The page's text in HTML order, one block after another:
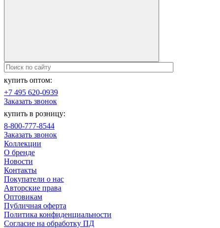
купить оптом:
+7 495 620-0939
Заказать звонок
купить в розницу:
8-800-777-8544
Заказать звонок
Коллекции
О бренде
Новости
Контакты
Покупатели о нас
Авторские права
Оптовикам
Публичная оферта
Политика конфиденциальности
Согласие на обработку ПД